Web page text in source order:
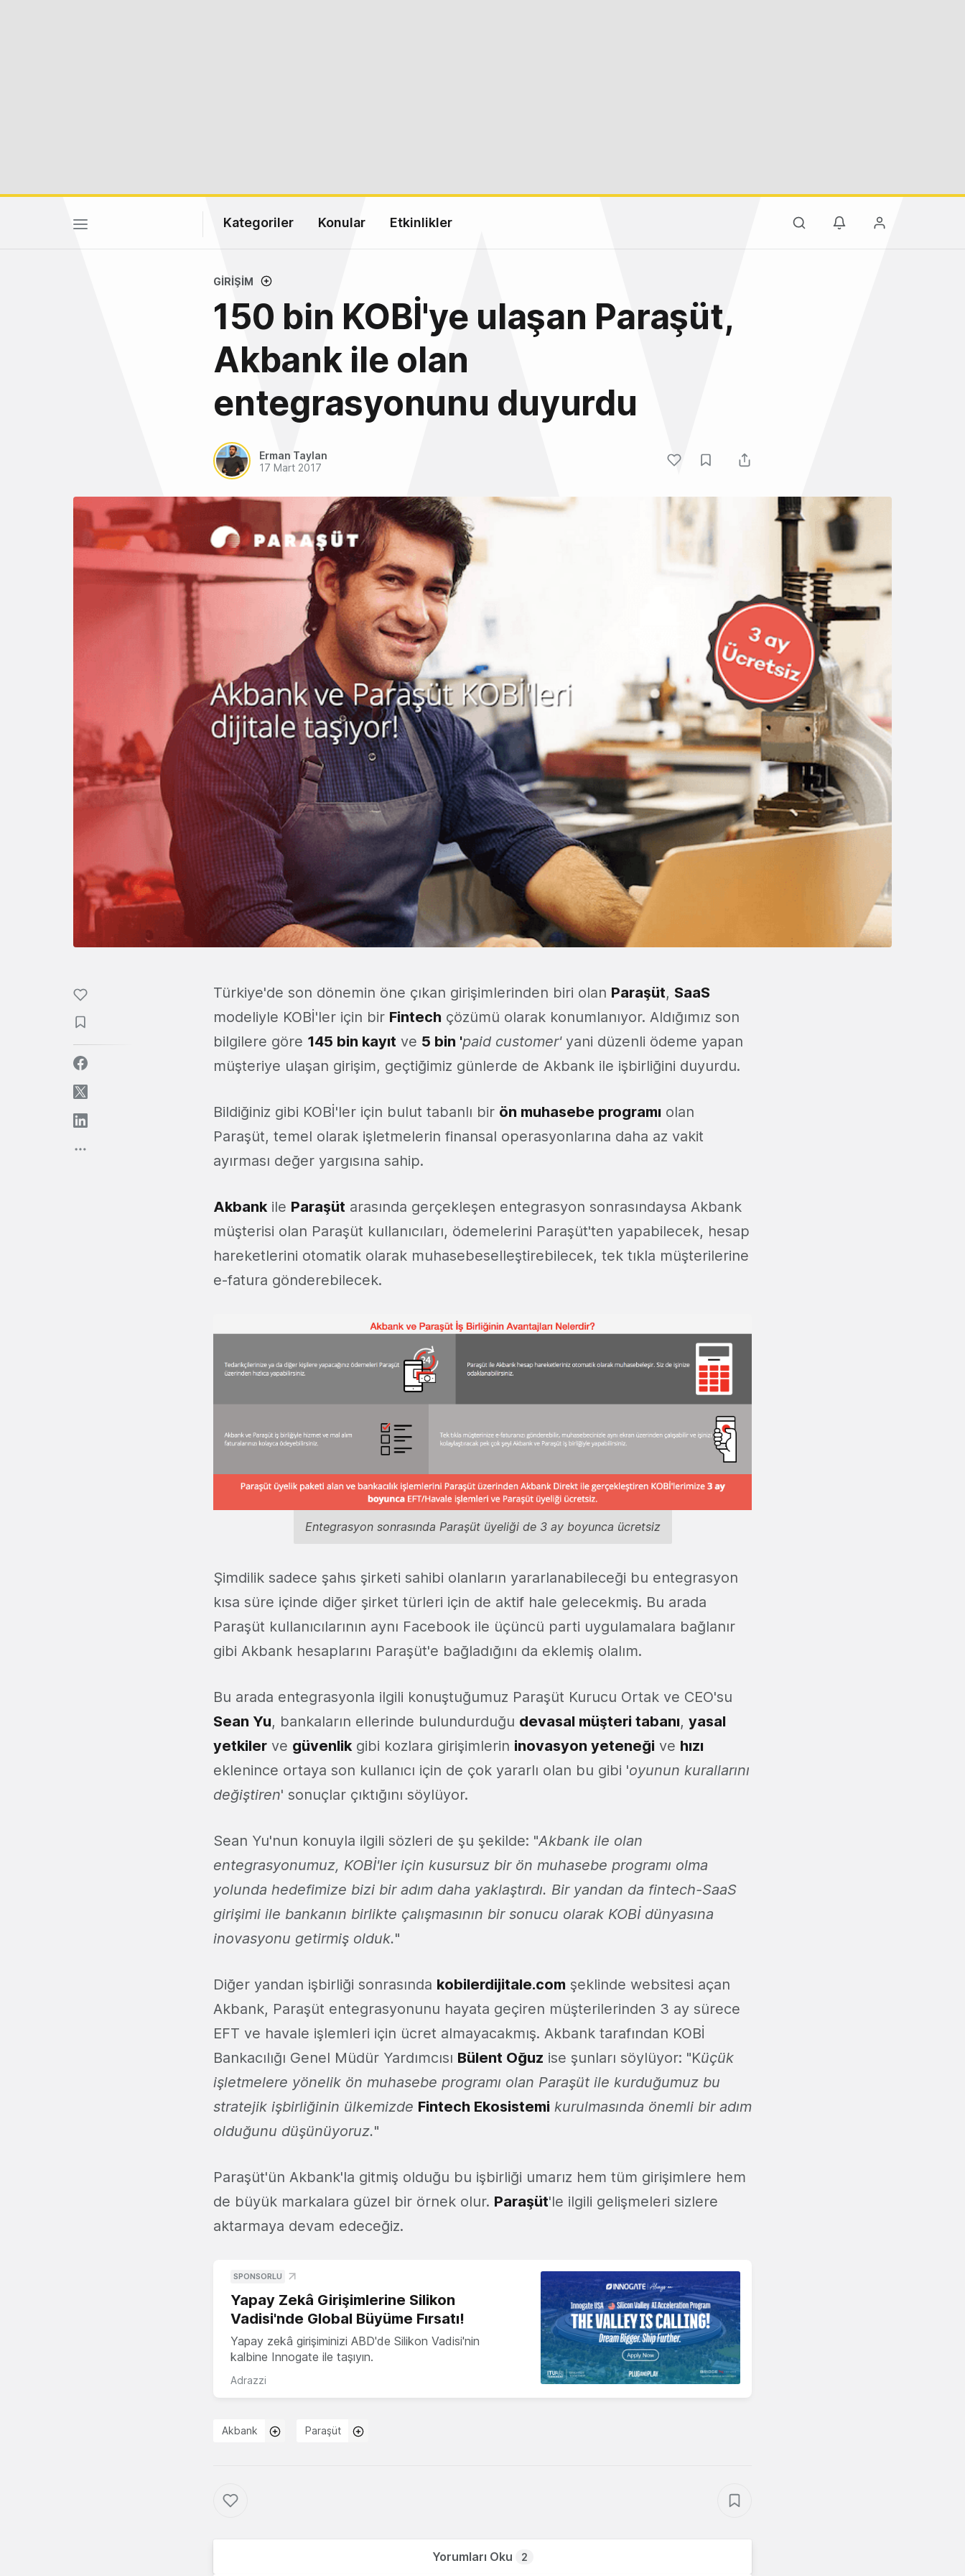
Kategoriler Konular Etkinlikler
GIRIŞIM
150 bin KOBİ'ye ulaşan Paraşüt,
Akbank ile olan
entegrasyonunu duyurdu
Erman Taylan
17 Mart 2017
Türkiye'de son dönemin öne çıkan girişimlerinden biri olan Paraşüt, SaaS
modeliyle KOBİ'ler için bir Fintech çözümü olarak konumlanıyor. Aldığımız son
bilgilere göre 145 bin kayıt ve 5 bin 'paid customer'yani düzenli ödeme yapan
müşteriye ulaşan girişim, geçtiğimiz günlerde de Akbank ile işbirliğini duyurdu.
Bildiğiniz gibi KOBİ'ler için bulut tabanlı bir ön muhasebe programı olan
Paraşüt, temel olarak işletmelerin finansal operasyonlarına daha az vakit
ayırması değer yargısına sahip.
Akbankile Paraşüt arasında gerçekleşen entegrasyon sonrasındaysa Akbank
müşterisi olan Paraşüt kullanıcıları, ödemelerini Paraşüt'ten yapabilecek, hesap
hareketlerini otomatik olarak muhasebeselleştirebilecek, tek tıkla müşterilerine
e-fatura gönderebilecek.
Entegrasyon sonrasında Paraşüt üyeliği de 3 ay boyunca ücretsiz
Şimdilik sadece şahıs şirketi sahibi olanların yararlanabileceği bu entegrasyon
kısa süre içinde diğer şirket türleri için de aktif hale gelecekmiş. Bu arada
Paraşüt kullanıcılarının aynı Facebook ile üçüncü parti uygulamalara bağlanır
gibi Akbank hesaplarını Paraşüt'e bağladığını da eklemiş olalım.
Bu arada entegrasyonla ilgili konuştuğumuz Paraşüt Kurucu Ortak ve CEO'su
Sean Yu, bankaların ellerinde bulundurduğu devasal müşteri tabanı, yasal
yetkiler ve güvenlikgibi kozlara girişimlerin inovasyon yeteneği ve hızı
eklenince ortaya son kullanıcı için de çok yararlı olan bu gibi 'oyunun kurallarını
değiştiren' sonuçlar çıktığını söylüyor.
Sean Yu'nun konuyla ilgili sözleri de şu şekilde: "Akbank ile olan
entegrasyonumuz, KOBİ'ler için kusursuz bir ön muhasebe programı olma
yolunda hedefimize bizi bir adım daha yaklaştırdı. Bir yandan da fintech-SaaS
girişimi ile bankanın birlikte çalışmasının bir sonucu olarak KOBİ dünyasına
inovasyonu getirmiş olduk."
Diğer yandan işbirliği sonrasında kobilerdijitale.com şeklinde websitesi açan
Akbank, Paraşüt entegrasyonunu hayata geçiren müşterilerinden 3 ay sürece
EFT ve havale işlemleri için ücret almayacakmış. Akbank tarafından KOBİ
Bankacılığı Genel Müdür Yardımcısı Bülent Oğuz ise şunları söylüyor: "Küçük
işletmelere yönelik ön muhasebe programı olan Paraşüt ile kurduğumuz bu
stratejik işbirliğinin ülkemizde Fintech Ekosistemi kurulmasında önemli bir adım
olduğunu düşünüyoruz."
Paraşüt'ün Akbank'la gitmiş olduğu bu işbirliği umarız hem tüm girişimlere hem
de büyük markalara güzel bir örnek olur. Paraşüt'le ilgili gelişmeleri sizlere
aktarmaya devam edeceğiz.
SPONSORLU
Yapay Zekâ Girişimlerine Silikon
Vadisi'nde Global Büyüme Fırsatı!
Yapay zekâ girişiminizi ABD'de Silikon Vadisi'nin
kalbine Innogate ile taşıyın.
Adrazzi
Akbank Paraşüt
Yorumları Oku 2